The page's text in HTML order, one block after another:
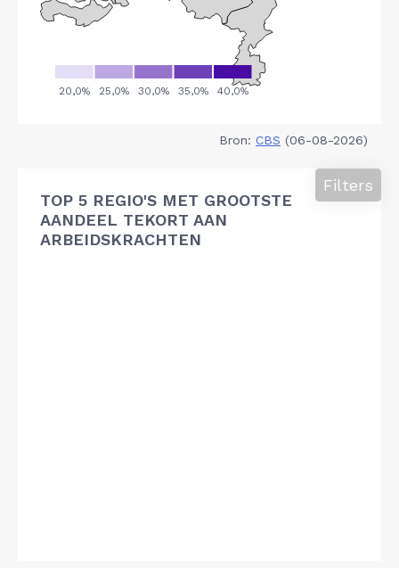
Bron: CBS (06-08-2026)
TOP 5 REGIO'S MET GROOTSTE
AANDEEL TEKORT AAN
ARBEIDSKRACHTEN
Filters